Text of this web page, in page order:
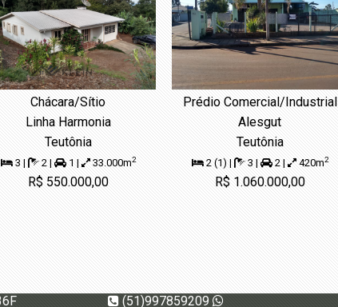
Chácara/Sítio
Linha Harmonia
Teutônia
3 | 2 | 1 | 33.000m2
R$ 550.000,00
Prédio Comercial/Industrial
Alesgut
Teutônia
2 (1) | 3 | 2 | 420m2
R$ 1.060.000,00
(51)997859209